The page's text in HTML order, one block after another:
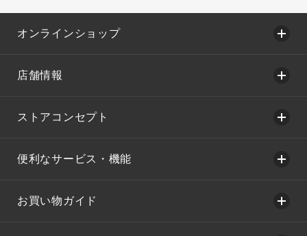
オンラインショップ
店舗情報
ストアコンセプト
便利なサービス・機能
お買い物ガイド